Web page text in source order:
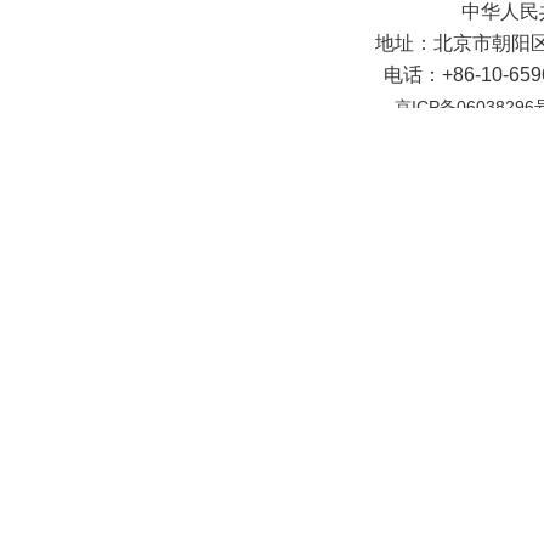
中华人
地址：北京市朝阳
电话：+86-10-
京ICP备06038296